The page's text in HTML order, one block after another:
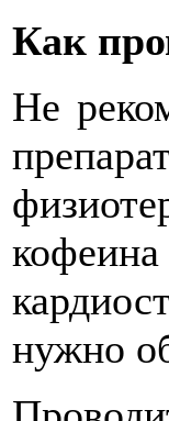
Как
Не
нужно